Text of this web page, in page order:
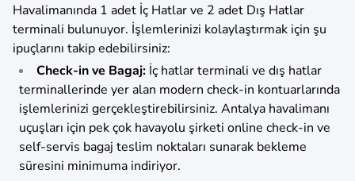
Havalimanında 1 adet İç Hatlar ve 2 adet Dış Hatlar
terminali bulunuyor. İşlemlerinizi kolaylaştırmak için şu
ipuçlarını takip edebilirsiniz:
Check-in ve Bagaj: İç hatlar terminali ve dış hatlar
terminallerinde yer alan modern check-in kontuarlarında
işlemlerinizi gerçekleştirebilirsiniz. Antalya havalimanı
uçuşları için pek çok havayolu şirketi online check-in ve
self-servis bagaj teslim noktaları sunarak bekleme
süresini minimuma indiriyor.